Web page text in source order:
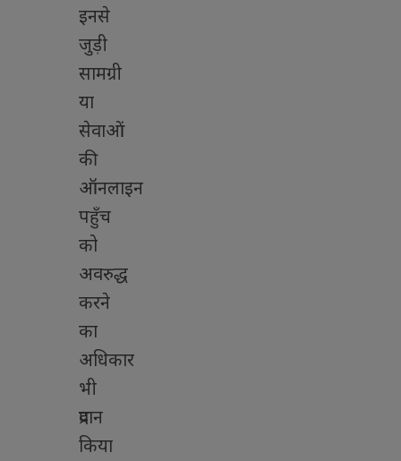
इनसे
जुड़ी
सामग्री
या
सेवाओं
की
ऑनलाइन
पहुँच
को
अवरुद्ध
करने
का
अधिकार
भी
प्रदान
किया